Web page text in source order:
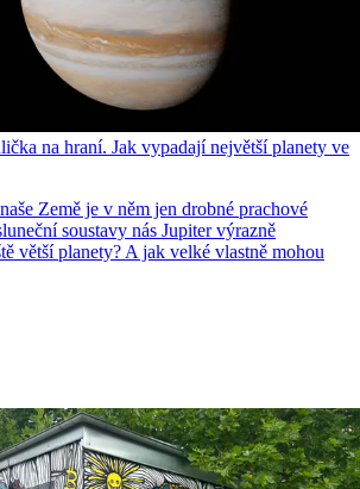
na hraní. Jak vypadají největší planety ve
Země je v něm jen drobné prachové
soustavy nás Jupiter výrazně
větší planety? A jak velké vlastně mohou